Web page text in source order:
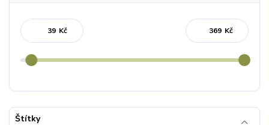
Kč Kč
Štítky